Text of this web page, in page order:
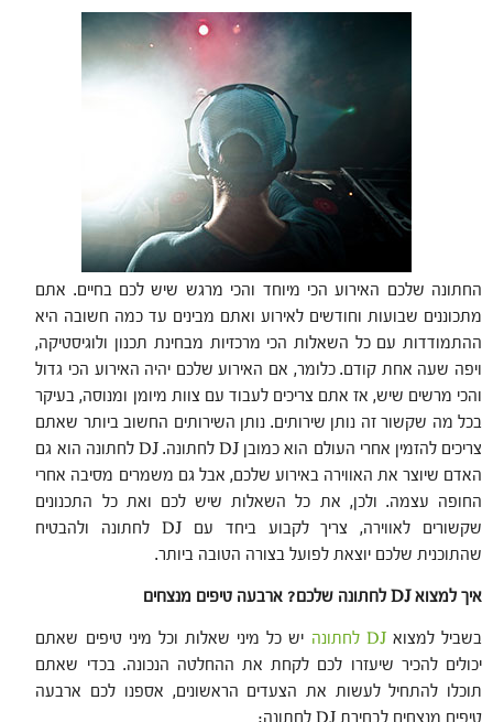
החתונה שלכם האירוע הכי מיוחד והכי מרגש שיש לכם בחיים. אתם
מתכוננים שבועות וחודשים לאירוע ואתם מבינים עד כמה חשובה היא
ההתמודדות עם כל השאלות הכי מרכזיות מבחינת תכנון ולוגיסטיקה,
ויפה שעה אחת קודם. כלומר, אם האירוע שלכם יהיה האירוע הכי גדול
והכי מרשים שיש, אז אתם צריכים לעבוד עם צוות מיומן ומנוסה, בעיקר
בכל מה שקשור זה נותן שירותים. נותן השירותים החשוב ביותר שאתם
צריכים להזמין אחרי העולם הוא כמובן DJ לחתונה. DJ לחתונה הוא גם
האדם שיוצר את האווירה באירוע שלכם, אבל גם משמרים מסיבה אחרי
החופה עצמה. ולכן, את כל השאלות שיש לכם ואת כל התכנונים
שקשורים לאווירה, צריך לקבוע ביחד עם DJ לחתונה ולהבטיח
שהתוכנית שלכם יוצאת לפועל בצורה הטובה ביותר.
איך למצואDJלחתונה שלכם? ארבעה טיפים מנצחים
בשביל למצואDJ לחתונה
יש כל מיני שאלות וכל מיני טיפים שאתם
יכולים להכיר שיעזרו לכם לקחת את ההחלטה הנכונה. בכדי שאתם
תוכלו להתחיל לעשות את הצעדים הראשונים, אספנו לכם ארבעה